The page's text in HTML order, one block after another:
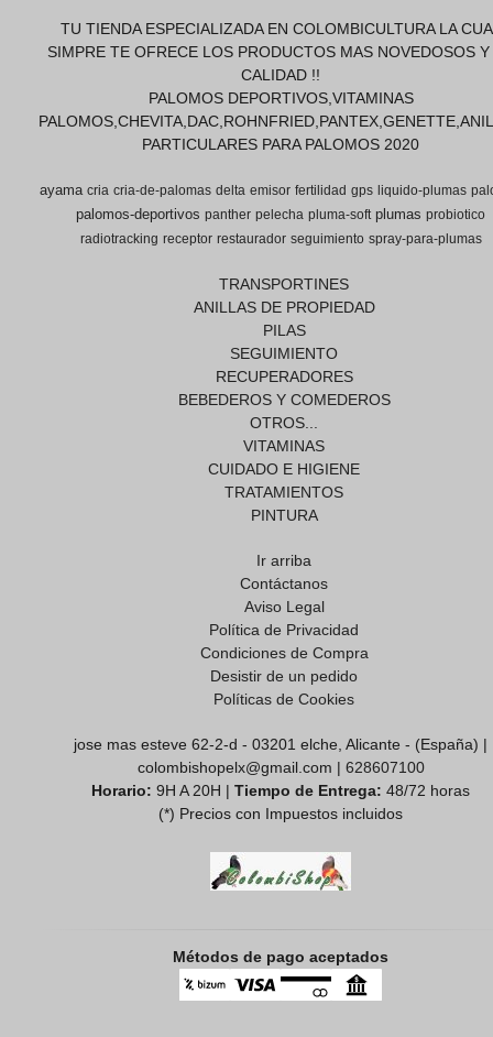
TU TIENDA ESPECIALIZADA EN COLOMBICULTURA LA
SIMPRE TE OFRECE LOS PRODUCTOS MAS NOVEDOSOS Y
CALIDAD !!
PALOMOS DEPORTIVOS,VITAMINAS
PARTICULARES PARA PALOMOS 2020
ayama cria cria-de-palomas delta emisor fertilidad gps liquido-plumas
palomos-deportivos panther pelecha pluma-soft plumas probiotico
radiotracking receptor restaurador seguimiento spray-para-plumas
TRANSPORTINES
ANILLAS DE PROPIEDAD
PILAS
SEGUIMIENTO
RECUPERADORES
BEBEDEROS Y COMEDEROS
OTROS...
VITAMINAS
CUIDADO E HIGIENE
TRATAMIENTOS
PINTURA
Ir arriba
Contáctanos
Aviso Legal
Política de Privacidad
Condiciones de Compra
Desistir de un pedido
Políticas de Cookies
jose mas esteve 62-2-d - 03201 elche, Alicante - (España) |
colombishopelx@gmail.com | 628607100
Horario: 9H A 20H | Tiempo de Entrega: 48/72 horas
(*) Precios con Impuestos incluidos
Métodos de pago aceptados